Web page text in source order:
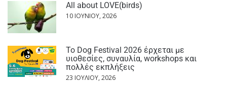
All about LOVE(birds)
10 ΙΟΥΝΊΟΥ, 2026
Το Dog Festival 2026 έρχεται με
υιοθεσίες, συναυλία, workshops και
πολλές εκπλήξεις
23 ΙΟΥΛΊΟΥ, 2026